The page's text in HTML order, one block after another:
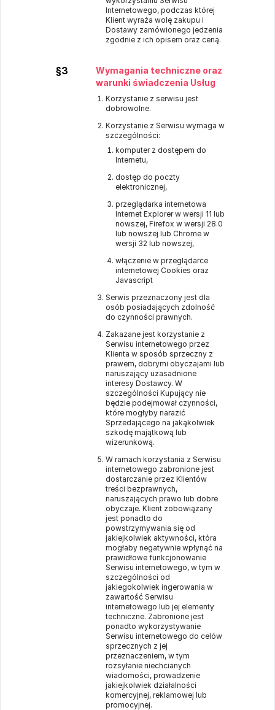
Internetowego, podczas której
Klient wyraża wolę zakupu i
Dostawy zamówionego jedzenia
zgodnie z ich opisem oraz ceną.
§3
Wymagania techniczne oraz
warunki świadczenia Usług
Korzystanie z serwisu jest
dobrowolne.
Korzystanie z Serwisu wymaga w
szczególności:
komputer z dostępem do
Internetu,
dostęp do poczty
elektronicznej,
przeglądarka internetowa
Internet Explorer w wersji 11 lub
nowszej, Firefox w wersji 28.0
lub nowszej lub Chrome w
wersji 32 lub nowszej,
włączenie w przeglądarce
internetowej Cookies oraz
Javascript
Serwis przeznaczony jest dla
osób posiadających zdolność
do czynności prawnych.
Zakazane jest korzystanie z
Serwisu internetowego przez
Klienta w sposób sprzeczny z
prawem, dobrymi obyczajami lub
naruszający uzasadnione
interesy Dostawcy. W
szczególności Kupujący nie
będzie podejmował czynności,
które mogłyby narazić
Sprzedającego na jakąkolwiek
szkodę majątkową lub
wizerunkową.
W ramach korzystania z Serwisu
internetowego zabronione jest
dostarczanie przez Klientów
treści bezprawnych,
naruszających prawo lub dobre
obyczaje. Klient zobowiązany
jest ponadto do
powstrzymywania się od
jakiejkolwiek aktywności, która
mogłaby negatywnie wpłynąć na
prawidłowe funkcjonowanie
Serwisu internetowego, w tym w
szczególności od
jakiegokolwiek ingerowania w
zawartość Serwisu
internetowego lub jej elementy
techniczne. Zabronione jest
ponadto wykorzystywanie
Serwisu internetowego do celów
sprzecznych z jej
przeznaczeniem, w tym
rozsyłanie niechcianych
wiadomości, prowadzenie
jakiejkolwiek działalności
komercyjnej, reklamowej lub
promocyjnej.